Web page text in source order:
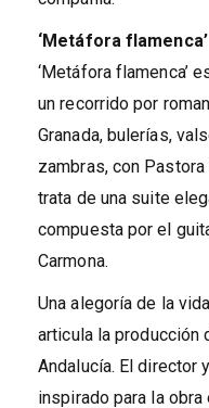
‘Metáfora flamenca’
‘Metáfora flamenca’
un recorrido por
Granada, bulerías,
zambras, con
trata de una suite
compuesta por el
Carmona.
Una alegoría de la
articula la producción
Andalucía. El director
inspirado para la